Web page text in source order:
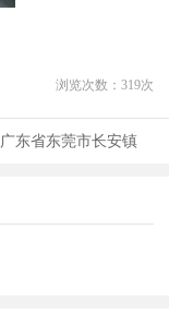
浏览次数： 319次
广东省东莞市长安镇